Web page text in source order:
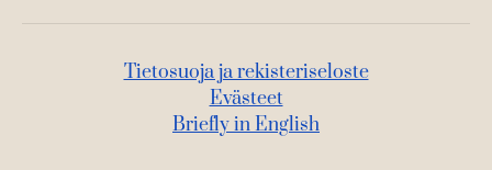
Tietosuoja ja rekisteriseloste
Evästeet
Briefly in English